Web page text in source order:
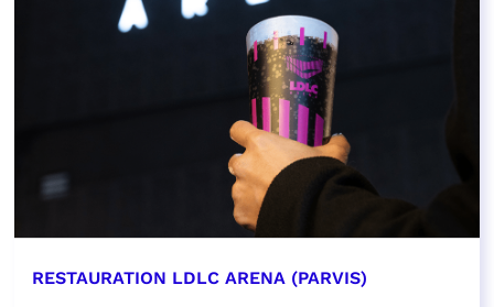
RESTAURATION LDLC ARENA (PARVIS)